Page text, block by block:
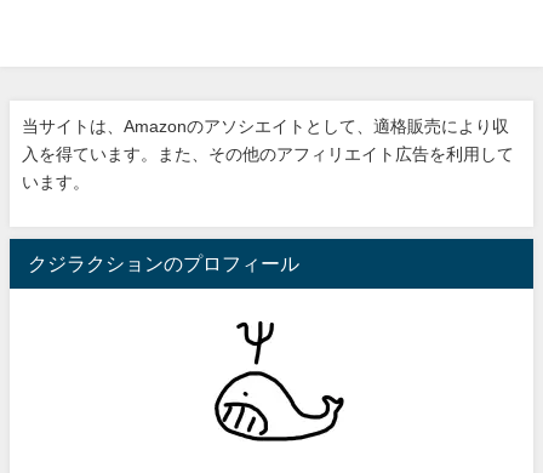
当サイトは、Amazonのアソシエイトとして、適格販売により収
入を得ています。また、その他のアフィリエイト広告を利用して
います。
クジラクションのプロフィール